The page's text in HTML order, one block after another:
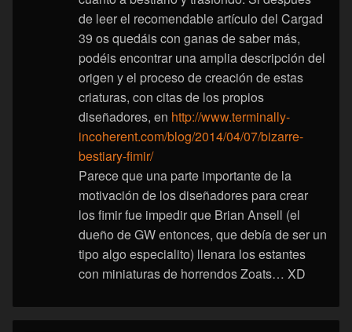
de leer el recomendable artículo del Cargad
39 os quedáis con ganas de saber más,
podéis encontrar una amplia descripción del
origen y el proceso de creación de estas
criaturas, con citas de los propios
diseñadores, en http://www.terminally-
incoherent.com/blog/2014/04/07/bizarre-
bestiary-fimir/
Parece que una parte importante de la
motivación de los diseñadores para crear
los fimir fue impedir que Brian Ansell (el
dueño de GW entonces, que debía de ser un
tipo algo especialito) llenara los estantes
con miniaturas de horrendos Zoats… XD